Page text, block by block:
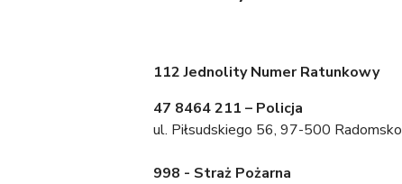
112 Jednolity Numer Ratunkowy
47 8464 211 – Policja
ul. Piłsudskiego 56, 97-500 Radomsko
998 - Straż Pożarna